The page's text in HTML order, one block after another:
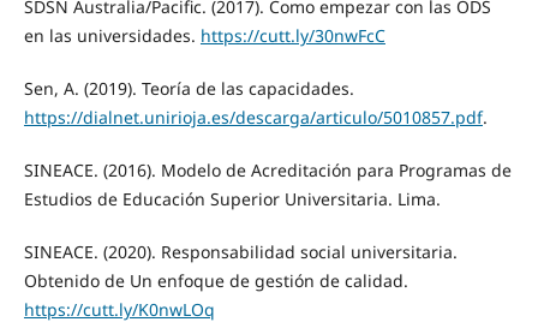
SDSN Australia/Pacific. (2017). Como empezar con las ODS
en las universidades. https://cutt.ly/30nwFcC
Sen, A. (2019). Teoría de las capacidades.
https://dialnet.unirioja.es/descarga/articulo/5010857.pdf.
SINEACE. (2016). Modelo de Acreditación para Programas de
Estudios de Educación Superior Universitaria. Lima.
SINEACE. (2020). Responsabilidad social universitaria.
Obtenido de Un enfoque de gestión de calidad.
https://cutt.ly/K0nwLOq